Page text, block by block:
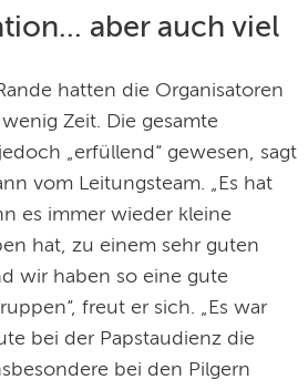
aber auch viel
hatten die Organisatoren
Zeit. Die gesamte
„erfüllend“ gewesen, sagt
vom Leitungsteam. „Es hat
es immer wieder kleine
hat, zu einem sehr guten
wir haben so eine gute
freut er sich. „Es war
bei der Papstaudienz die
bei den Pilgern